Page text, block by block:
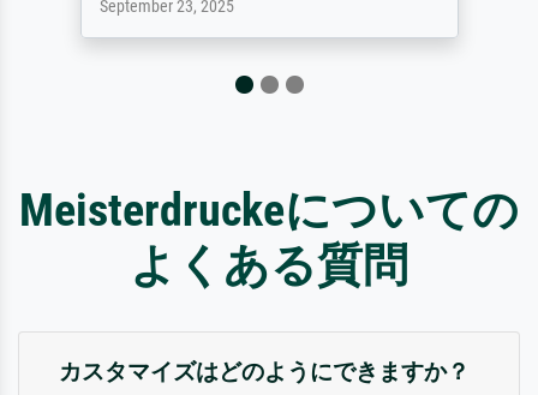
September 23, 2025
Meisterdruckeについての
よくある質問
カスタマイズはどのようにできますか？